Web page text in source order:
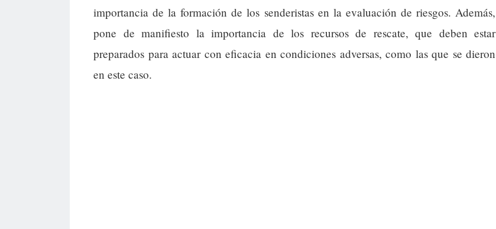
importancia de la formación de los senderistas en la evaluación de riesgos. Además,
pone de manifiesto la importancia de los recursos de rescate, que deben estar
preparados para actuar con eficacia en condiciones adversas, como las que se dieron
en este caso.